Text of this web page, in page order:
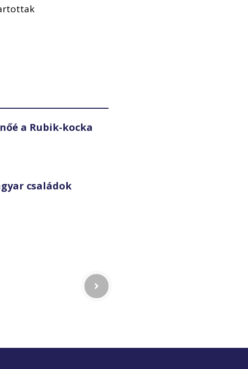
a Rubik-kocka
családok